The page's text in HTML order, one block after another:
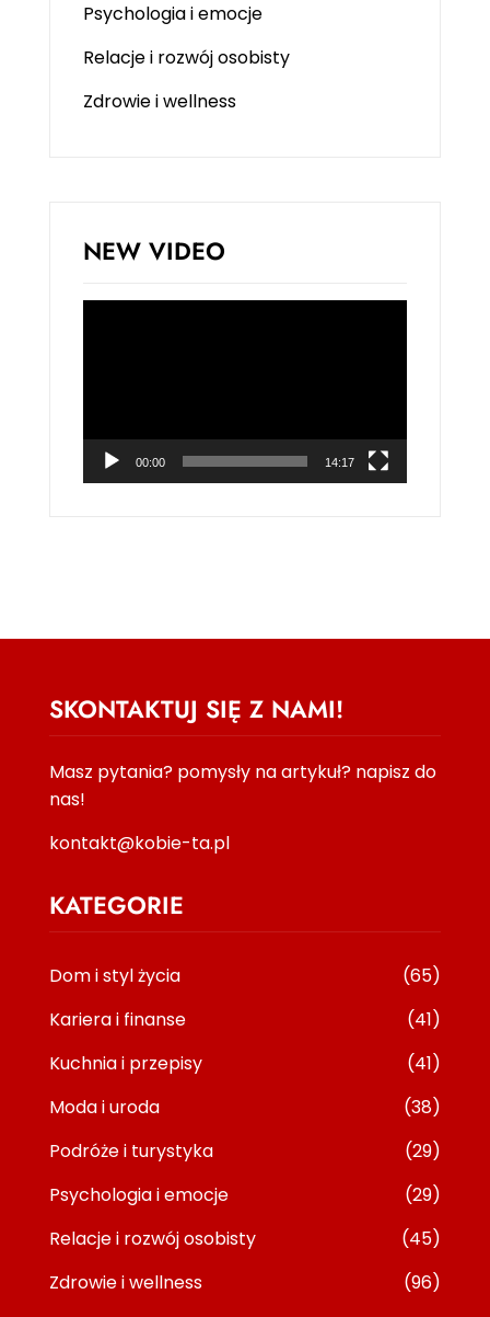
Psychologia i emocje
Relacje i rozwój osobisty
Zdrowie i wellness
NEW VIDEO
00:00 14:17
SKONTAKTUJ SIĘ Z NAMI!
Masz pytania? pomysły na artykuł? napisz do
nas!
kontakt@kobie-ta.pl
KATEGORIE
Dom i styl życia
(65)
Kariera i finanse
(41)
Kuchnia i przepisy
(41)
Moda i uroda
(38)
Podróże i turystyka
(29)
Psychologia i emocje
(29)
Relacje i rozwój osobisty
(45)
Zdrowie i wellness
(96)